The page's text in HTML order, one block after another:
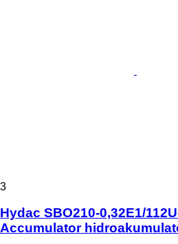
3
Hydac SBO210-0,32E1/
Accumulator